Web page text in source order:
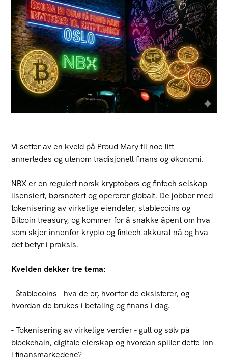
Vi setter av en kveld på Proud Mary til noe litt
annerledes og utenom tradisjonell finans og økonomi.
NBX er en regulert norsk kryptobørs og fintech selskap -
lisensiert, børsnotert og opererer globalt. De jobber med
tokenisering av virkelige eiendeler, stablecoins og
Bitcoin treasury, og kommer for å snakke åpent om hva
som skjer innenfor krypto og fintech akkurat nå og hva
det betyr i praksis.
Kvelden dekker tre tema:
- Stablecoins - hva de er, hvorfor de eksisterer, og
hvordan de brukes i betaling og finans i dag.
- Tokenisering av virkelige verdier - gull og sølv på
blockchain, digitale eierskap og hvordan spiller dette inn
i finansmarkedene?